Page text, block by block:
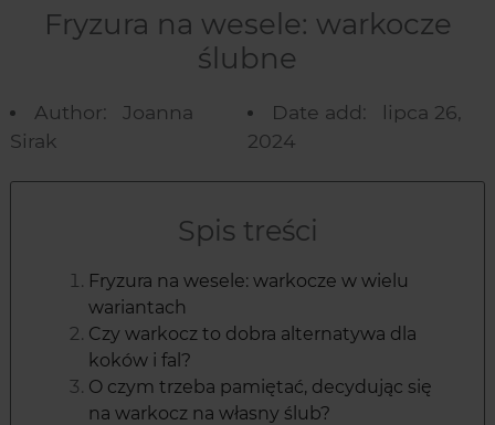
Fryzura na wesele: warkocze
ślubne
Author:
Joanna
Sirak
Date add:
lipca 26,
2024
Spis treści
Fryzura na wesele: warkocze w wielu
wariantach
Czy warkocz to dobra alternatywa dla
koków i fal?
O czym trzeba pamiętać, decydując się
na warkocz na własny ślub?